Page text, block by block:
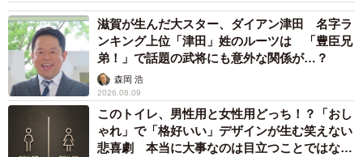
滋賀が生んだ大スター、ダイアン津田 名字ラ
ンキング上位「津田」姓のルーツは 「豊臣兄
弟！」で話題の武将にも意外な関係が…？
森岡 浩
2026.08.09
このトイレ、男性用と女性用どっち！？「おし
ゃれ」で「格好いい」デザインが生む笑えない
悲喜劇 本当に大事なのは目立つことではな